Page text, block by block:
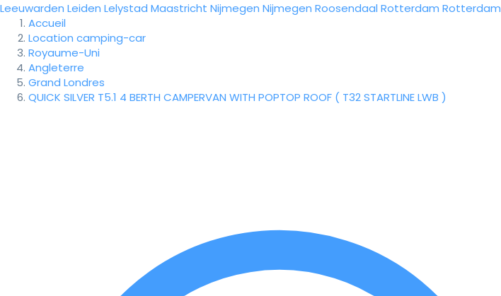
Leeuwarden Leiden Lelystad Maastricht Nijmegen Nijmegen Roosendaal Rotterdam Rotterdam
Accueil
Location camping-car
Royaume-Uni
Angleterre
Grand Londres
QUICK SILVER T5.1 4 BERTH CAMPERVAN WITH POPTOP ROOF ( T32 STARTLINE LWB )